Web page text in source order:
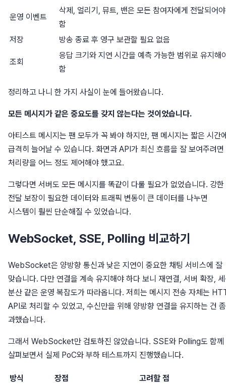
운영 이벤트
삭제, 얼리기, 뮤트, 밴은 모든 참여자에게 전달되어야
함
저장
방송 종료 후 영구 보관할 필요 없음
조회
응답 크기와 지연 시간을 예측 가능한 범위로 유지해
함
정리하고 나니 한 가지 사실이 눈에 들어왔습니다.
모든 메시지가 같은 중요도를 갖지 않는다는 것이었습니다.
아티스트 메시지는 팬 모두가 꼭 봐야 하지만, 팬 메시지는 짧은 시간
급격히 늘어날 수 있습니다. 화면과 API가 최신 흐름을 잘 보여주려면
처리량을 어느 정도 제어해야 했고요.
그렇다면 서버도 모든 메시지를 똑같이 다룰 필요가 없었습니다. 강한
전달 보장이 필요한 데이터와 트래픽 변동이 큰 데이터를 나누면
시스템이 훨씬 단순해질 수 있었습니다.
WebSocket, SSE, Polling 비교하기
WebSocket은 양방향 통신과 낮은 지연이 중요한 채팅 서비스에 잘
맞습니다. 다만 연결을 계속 유지해야 하다 보니 재연결, 서버 확장,
분산 같은 운영 복잡도가 따라옵니다. 저희는 메시지 전송 자체는
API로 처리할 수 있었고, 수신만을 위해 양방향 연결을 유지하는 건 좀
과했습니다.
그래서 WebSocket만 검토하진 않았습니다. SSE와 Polling도 함께
살펴보면서 실제 PoC와 부하 테스트까지 진행했습니다.
방식 장점 고려할 점